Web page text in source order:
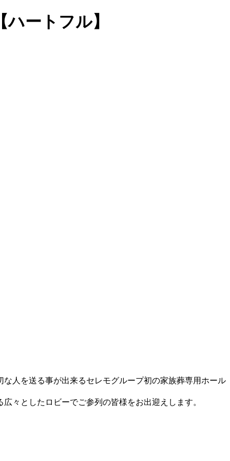
ートフル】
人を送る事が出来るセレモグループ初の家族葬専用ホール
々としたロビーでご参列の皆様をお出迎えします。